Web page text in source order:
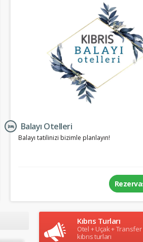
Balayı Otelleri
Balayı tatilinizi bizimle planlayın!
Kıbrıs Turları
Otel + Uçak +
kıbrıs turları